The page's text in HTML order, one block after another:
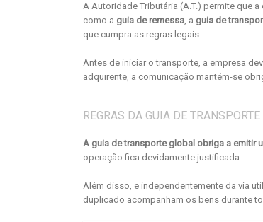
A Autoridade Tributária (A.T.) permite que
como a guia de remessa, a guia de
que cumpra as regras legais.
Antes de iniciar o transporte, a empresa
adquirente, a comunicação mantém-se
REGRAS DA GUIA DE
A guia de transporte global obriga a emitir
operação fica devidamente justificada.
Além disso, e independentemente da via
duplicado acompanham os bens durante